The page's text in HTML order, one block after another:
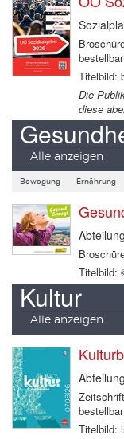
bestellbar
Titelbild:
Die
diese
Alle anzeigen
Bewegung Ernährung
Titelbild:
Kultur
Alle anzeigen
bestellbar
Titelbild: